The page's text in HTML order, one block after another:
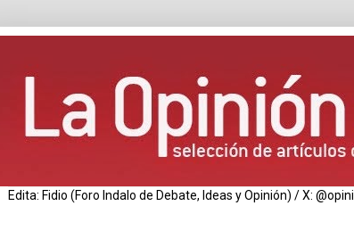
Edita: Fidio (Foro Indalo de Debate, Ideas y Opinión) / X: